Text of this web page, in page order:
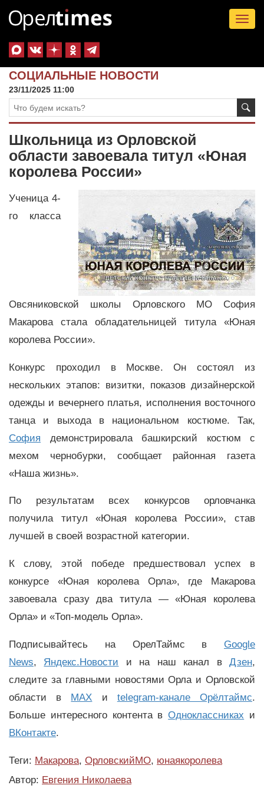
СОЦИАЛЬНЫЕ НОВОСТИ
23/11/2025 11:00
Школьница из Орловской
области завоевала титул «Юная
королева России»
Ученица 4-
го класса
Овсяниковской школы Орловского МО София
Макарова стала обладательницей титула «Юная
королева России».
Конкурс проходил в Москве. Он состоял из
нескольких этапов: визитки, показов дизайнерской
одежды и вечернего платья, исполнения восточного
танца и выхода в национальном костюме. Так,
София демонстрировала башкирский костюм с
мехом чернобурки, сообщает районная газета
«Наша жизнь».
По результатам всех конкурсов орловчанка
получила титул «Юная королева России», став
лучшей в своей возрастной категории.
К слову, этой победе предшествовал успех в
конкурсе «Юная королева Орла», где Макарова
завоевала сразу два титула — «Юная королева
Орла» и «Топ-модель Орла».
Подписывайтесь на ОрелТаймс в Google
News, Яндекс.Новости и на наш канал вДзен,
следите за главными новостями Орла и Орловской
области в MAX и telegram-канале Орёлтаймс.
Больше интересного контента вОдноклассниках и
ВКонтакте.
Теги: Макарова, ОрловскийМО, юнаякоролева
Автор: Евгения Николаева